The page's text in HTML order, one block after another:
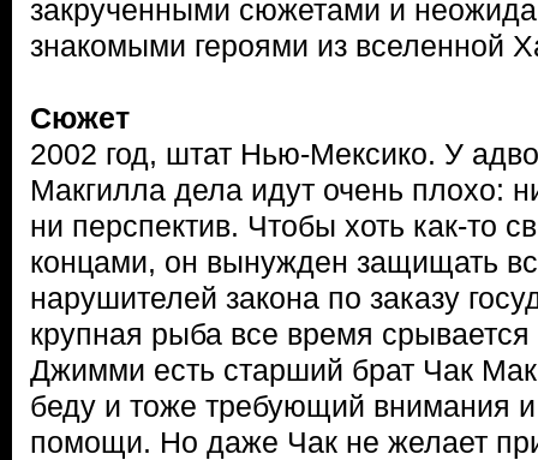
закрученными сюжетами и
знакомыми героями из вселенной
Сюжет
2002 год, штат Нью-Мексико. У
Макгилла дела идут очень плохо:
ни перспектив. Чтобы хоть как-то
концами, он вынужден защищать
нарушителей закона по заказу
крупная рыба все время
Джимми есть старший брат Чак
беду и тоже требующий внимания
помощи. Но даже Чак не желает